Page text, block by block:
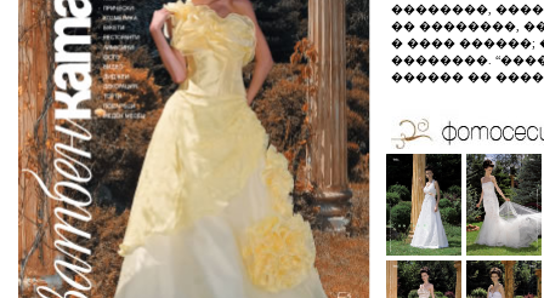
��������,
�� ��������,
� ���� ������;
��������.
������ ��